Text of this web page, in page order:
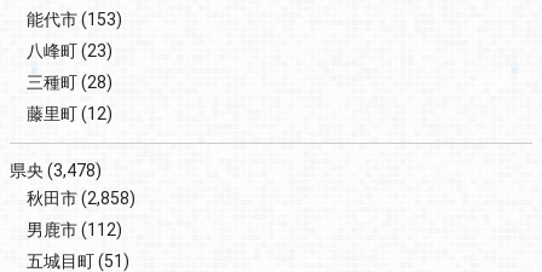
能代市(153)
八峰町(23)
三種町(28)
藤里町(12)
県央 (3,478)
秋田市(2,858)
男鹿市(112)
五城目町(51)